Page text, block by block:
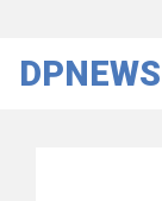
DPNEWS